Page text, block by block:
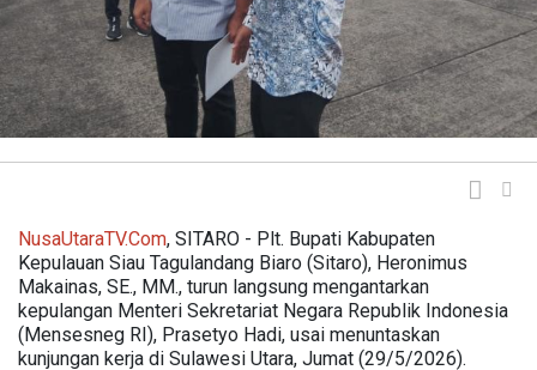
NusaUtaraTV.Com, SITARO - Plt. Bupati Kabupaten
Kepulauan Siau Tagulandang Biaro (Sitaro), Heronimus
Makainas, SE., MM., turun langsung mengantarkan
kepulangan Menteri Sekretariat Negara Republik Indonesia
(Mensesneg RI), Prasetyo Hadi, usai menuntaskan
kunjungan kerja di Sulawesi Utara, Jumat (29/5/2026).